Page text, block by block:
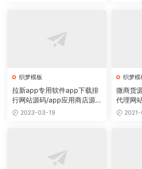
织梦模板
拉新app专用软件app下载排
行网站源码/app应用商店源
码 2023-03-19
织梦模
微商货
代理网
机版)